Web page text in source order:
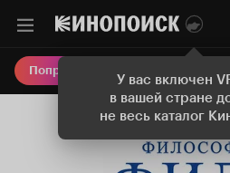
У вас включен
в вашей стране
не весь каталог
Попробовать Плюс